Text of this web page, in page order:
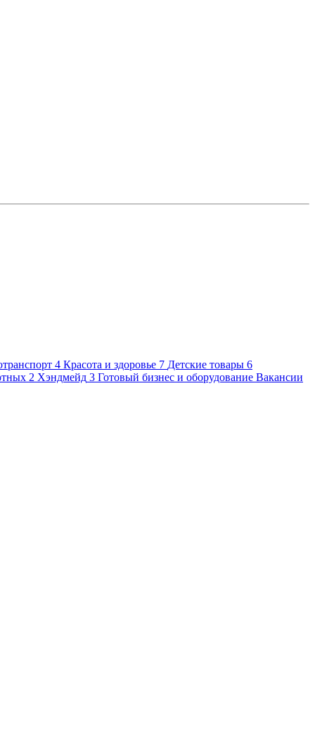
4 Красота и здоровье 7 Детские товары 6
2 Хэндмейд 3 Готовый бизнес и оборудование Вакансии